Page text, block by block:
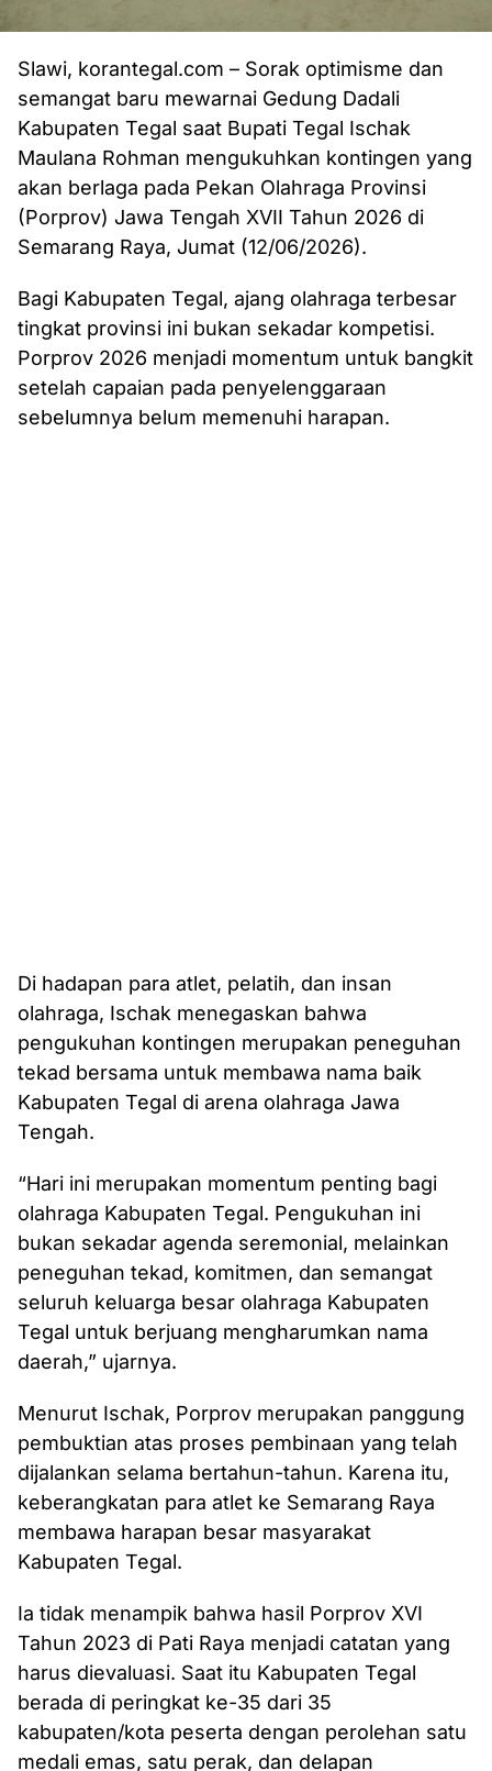
Slawi, korantegal.com – Sorak optimisme dan
semangat baru mewarnai Gedung Dadali
Kabupaten Tegal saat Bupati Tegal Ischak
Maulana Rohman mengukuhkan kontingen yang
akan berlaga pada Pekan Olahraga Provinsi
(Porprov) Jawa Tengah XVII Tahun 2026 di
Semarang Raya, Jumat (12/06/2026).
Bagi Kabupaten Tegal, ajang olahraga terbesar
tingkat provinsi ini bukan sekadar kompetisi.
Porprov 2026 menjadi momentum untuk bangkit
setelah capaian pada penyelenggaraan
sebelumnya belum memenuhi harapan.
Di hadapan para atlet, pelatih, dan insan
olahraga, Ischak menegaskan bahwa
pengukuhan kontingen merupakan peneguhan
tekad bersama untuk membawa nama baik
Kabupaten Tegal di arena olahraga Jawa
Tengah.
“Hari ini merupakan momentum penting bagi
olahraga Kabupaten Tegal. Pengukuhan ini
bukan sekadar agenda seremonial, melainkan
peneguhan tekad, komitmen, dan semangat
seluruh keluarga besar olahraga Kabupaten
Tegal untuk berjuang mengharumkan nama
daerah,” ujarnya.
Menurut Ischak, Porprov merupakan panggung
pembuktian atas proses pembinaan yang telah
dijalankan selama bertahun-tahun. Karena itu,
keberangkatan para atlet ke Semarang Raya
membawa harapan besar masyarakat
Kabupaten Tegal.
Ia tidak menampik bahwa hasil Porprov XVI
Tahun 2023 di Pati Raya menjadi catatan yang
harus dievaluasi. Saat itu Kabupaten Tegal
berada di peringkat ke-35 dari 35
kabupaten/kota peserta dengan perolehan satu
medali emas, satu perak, dan delapan